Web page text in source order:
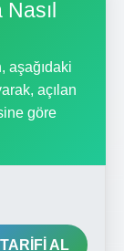
aşağıdaki
açılan
göre
AL